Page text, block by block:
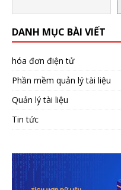
DANH MỤC BÀI VIẾT
hóa đơn điện tử
Phần mềm quản lý tài liệu
Quản lý tài liệu
Tin tức